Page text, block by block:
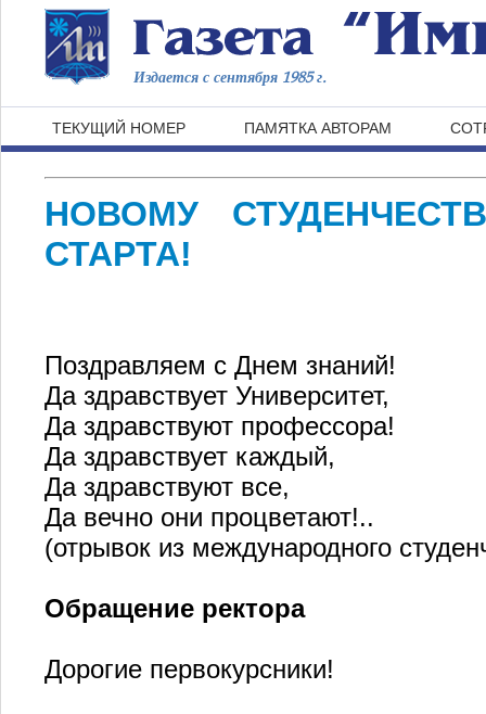
Издается с сентября 1985 г.
ТЕКУЩИЙ НОМЕР ПАМЯТКА АВТОРАМ
НОВОМУ
СТАРТА!
Поздравляем с Днем знаний!
Да здравствует Университет,
Да здравствуют профессора!
Да здравствует каждый,
Да здравствуют все,
Да вечно они процветают!..
(отрывок из международного
Обращение ректора
Дорогие первокурсники!